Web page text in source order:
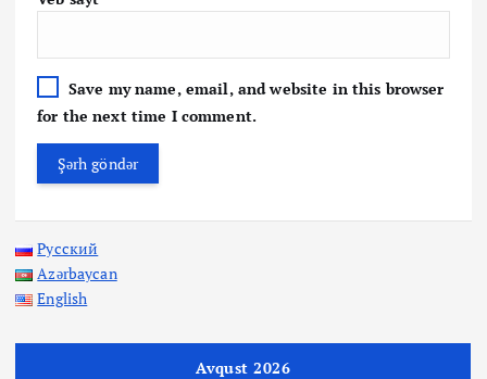
Save my name, email, and website in this browser
for the next time I comment.
Русский
Azərbaycan
English
Avqust 2026